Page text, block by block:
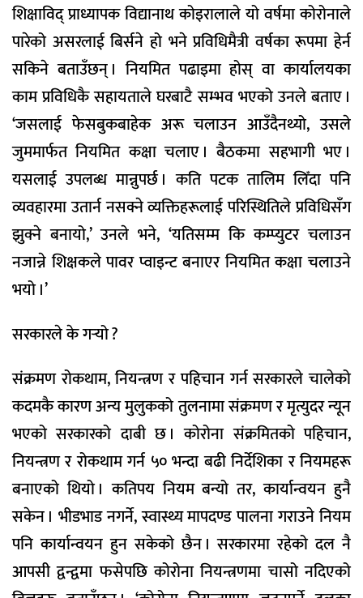
शिक्षाविद् प्राध्यापक विद्यानाथ कोइरालाले यो वर्षमा कोरोनाले
पारेको असरलाई बिर्सने हो भने प्रविधिमैत्री वर्षका रूपमा हेर्न
सकिने बताउँछन् । नियमित पढाइमा होस् वा कार्यालयका
काम प्रविधिकै सहायताले घरबाटै सम्भव भएको उनले बताए ।
‘जसलाई फेसबुकबाहेक अरू चलाउन आउँदैनथ्यो, उसले
जुममार्फत नियमित कक्षा चलाए । बैठकमा सहभागी भए ।
यसलाई उपलब्ध मान्नुपर्छ । कति पटक तालिम लिँदा पनि
व्यवहारमा उतार्न नसक्ने व्यक्तिहरूलाई परिस्थितिले प्रविधिसँग
झुक्ने बनायो,’ उनले भने, ‘यतिसम्म कि कम्प्युटर चलाउन
नजान्ने शिक्षकले पावर प्वाइन्ट बनाएर नियमित कक्षा चलाउने
भयो ।’
सरकारले के गर्‍यो ?
संक्रमण रोकथाम, नियन्त्रण र पहिचान गर्न सरकारले चालेको
कदमकै कारण अन्य मुलुकको तुलनामा संक्रमण र मृत्युदर न्यून
भएको सरकारको दाबी छ । कोरोना संक्रमितको पहिचान,
नियन्त्रण र रोकथाम गर्न ५० भन्दा बढी निर्देशिका र नियमहरू
बनाएको थियो । कतिपय नियम बन्यो तर, कार्यान्वयन हुनै
सकेन । भीडभाड नगर्ने, स्वास्थ्य मापदण्ड पालना गराउने नियम
पनि कार्यान्वयन हुन सकेको छैन । सरकारमा रहेको दल नै
आपसी द्वन्द्वमा फसेपछि कोरोना नियन्त्रणमा चासो नदिएको